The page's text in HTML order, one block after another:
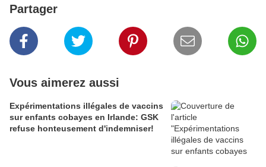
Partager
Vous aimerez aussi
Expérimentations illégales de vaccins
sur enfants cobayes en Irlande: GSK
refuse honteusement d'indemniser!